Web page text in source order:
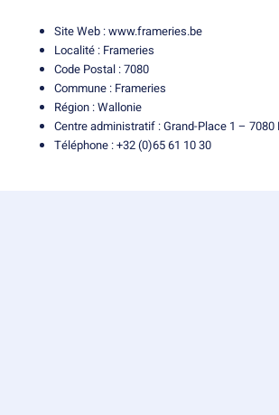
Site Web :www.frameries.be
Localité : Frameries
Code Postal : 7080
Commune : Frameries
Région : Wallonie
Centre administratif : Grand-Place 1 – 7080
Téléphone : +32 (0)65 61 10 30